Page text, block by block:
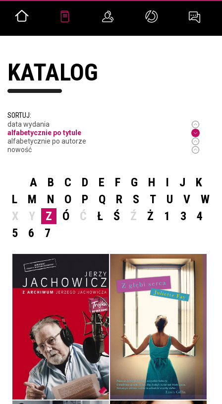
KATALOG
SORTUJ:
data wydania
alfabetycznie po tytule
alfabetycznie po autorze
nowość
A B C D E F G H I J
K
L
M N O P Q R S T U V
W
X
Y Z Ó Ć Ł Ś Ź Ż 1 3
4
5
6 7
Z ARCHIWUM JERZEGO
JACHOWICZA
JERZY JACHOWICZ
OPRAWA MIĘKKA
32,90 ZŁ
Z GŁĘBI SERCA
JULIETTE FAY
POCKET
14,90 ZŁ